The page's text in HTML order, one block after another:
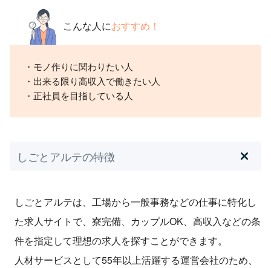
こんな人におすすめ！
・モノ作りに関わりたい人
・出来る限り高収入で働きたい人
・正社員を目指している人
しごとアルテの特徴
しごとアルテは、工場から一般事務などの仕事に特化し
た求人サイトで、寮完備、カップルOK、高収入などの条
件を指定して理想の求人を探すことができます。
人材サービスとして55年以上活躍する運営会社のため、